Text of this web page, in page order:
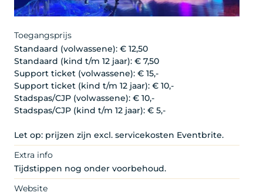
Toegangsprijs
Standaard (volwassene): € 12,50
Standaard (kind t/m 12 jaar): € 7,50
Support ticket (volwassene): € 15,-
Support ticket (kind t/m 12 jaar): € 10,-
Stadspas/CJP (volwassene): € 10,-
Stadspas/CJP (kind t/m 12 jaar): € 5,-
Let op: prijzen zijn excl. servicekosten Eventbrite.
Extra info
Tijdstippen nog onder voorbehoud.
Website